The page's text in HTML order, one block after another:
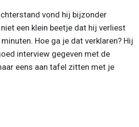
vond hij bijzonder
een klein beetje dat hij verliest
Hoe ga je dat verklaren? Hij
interview gegeven met de
eens aan tafel zitten met je